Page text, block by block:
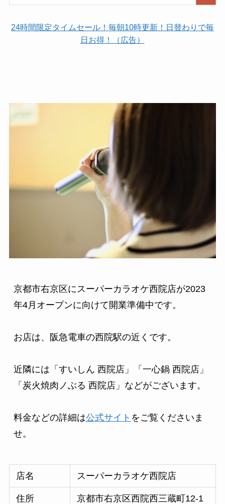
24時間限定タイムセール！毎朝10時更新！日替わりで毎
日お得！（広告）
京都市右京区にスーパーカラオケ西院店が2023
年4月オープンに向けて開業準備中です。
お店は、阪急電車の西院駅の近くです。
近隣には「すいしん 西院店」「一心鍋 西院店」
「炭火焼肉ノぶる 西院店」などがございます。
料金などの詳細は公式サイト をご覧くださいま
せ。
店名 スーパーカラオケ西院店
住所 京都市右京区西院西三蔵町12-1